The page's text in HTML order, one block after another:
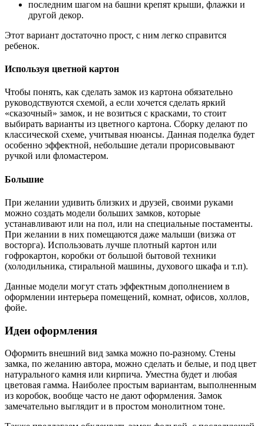
последним шагом на башни крепят крыши, флажки и
другой декор.
Этот вариант достаточно прост, с ним легко справится
ребенок.
Используя цветной картон
Чтобы понять, как сделать замок из картона обязательно
руководствуются схемой, а если хочется сделать яркий
«сказочный» замок, и не возиться с красками, то стоит
выбирать варианты из цветного картона. Сборку делают по
классической схеме, учитывая нюансы. Данная поделка будет
особенно эффектной, небольшие детали прорисовывают
ручкой или фломастером.
Большие
При желании удивить близких и друзей, своими руками
можно создать модели больших замков, которые
устанавливают или на пол, или на специальные постаменты.
При желании в них помещаются даже малыши (визжа от
восторга). Использовать лучше плотный картон или
гофрокартон, коробки от большой бытовой техники
(холодильника, стиральной машины, духового шкафа и т.п).
Данные модели могут стать эффектным дополнением в
оформлении интерьера помещений, комнат, офисов, холлов,
фойе.
Идеи оформления
Оформить внешний вид замка можно по-разному. Стены
замка, по желанию автора, можно сделать и белые, и под цвет
натурального камня или кирпича. Уместна будет и любая
цветовая гамма. Наиболее простым вариантам, выполненным
из коробок, вообще часто не дают оформления. Замок
замечательно выглядит и в простом монолитном тоне.